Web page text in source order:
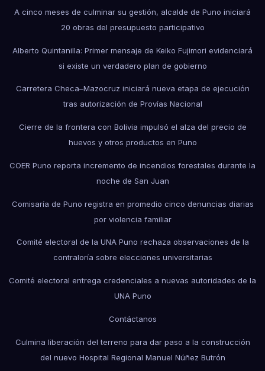
A cinco meses de culminar su gestión, alcalde de Puno iniciará
20 obras del presupuesto participativo
Alberto Quintanilla: Primer mensaje de Keiko Fujimori evidenciará
si existe un verdadero plan de gobierno
Carretera Checa–Mazocruz iniciará nueva etapa de ejecución
tras autorización de Provías Nacional
Cierre de la frontera con Bolivia impulsó el alza del precio de
huevos y otros productos en Puno
COER Puno reporta incremento de incendios forestales durante la
noche de San Juan
Comisaría de Puno registra en promedio cinco denuncias diarias
por violencia familiar
Comité electoral de la UNA Puno rechaza observaciones de la
contraloría sobre elecciones universitarias
Comité electoral entrega credenciales a nuevas autoridades de la
UNA Puno
Contáctanos
Culmina liberación del terreno para dar paso a la construcción
del nuevo Hospital Regional Manuel Núñez Butrón